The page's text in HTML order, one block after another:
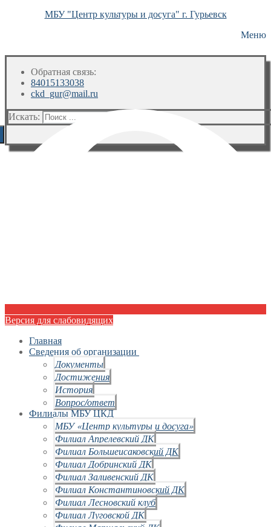
МБУ "Центр культуры и досуга" г. Гурьевск
Меню
Обратная связь:
84015133038
ckd_gur@mail.ru
Искать:
Версия для слабовидящих
Главная
Сведения об организации
Документы
Достижения
История
Вопрос/ответ
Филиалы МБУ ЦКД
МБУ «Центр культуры и досуга»
Филиал Апрелевский ДК
Филиал Большеисаковский ДК
Филиал Добринский ДК
Филиал Заливенский ДК
Филиал Константиновский ДК
Филиал Лесновский клуб
Филиал Луговской ДК